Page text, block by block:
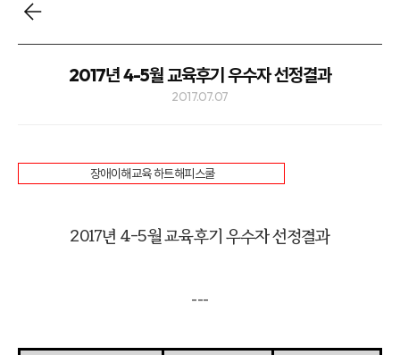
2017년 4-5월 교육후기 우수자 선정결과
2017.07.07
장애이해교육 하트해피스쿨
2017년 4-5월 교육후기 우수자 선정결과
---